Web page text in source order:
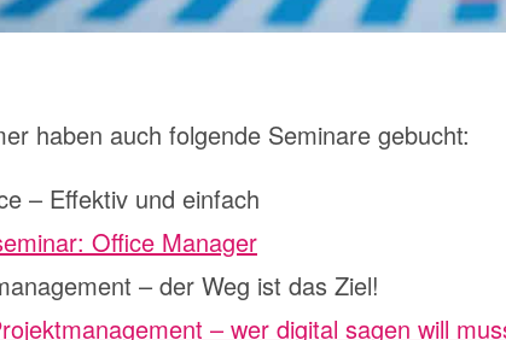
haben auch folgende Seminare gebucht:
– Effektiv und einfach
Office Manager
– der Weg ist das Ziel!
– wer digital sagen will